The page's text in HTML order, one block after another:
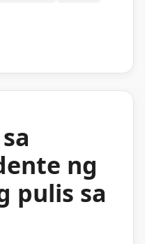
ng
pulis sa